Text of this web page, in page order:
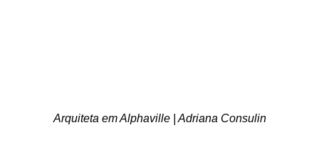
Arquiteta em Alphaville | Adriana Consulin